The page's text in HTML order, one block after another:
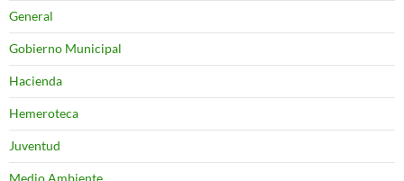
General
Gobierno Municipal
Hacienda
Hemeroteca
Juventud
Medio Ambiente